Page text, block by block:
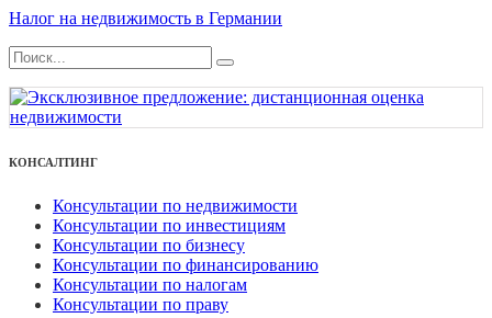
Налог на недвижимость в Германии
КОНСАЛТИНГ
Консультации по недвижимости
Консультации по инвестициям
Консультации по бизнесу
Консультации по финансированию
Консультации по налогам
Консультации по праву